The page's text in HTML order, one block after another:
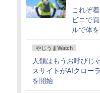
これぞ
ビニで
ルで体
ストが
どいい【
ど！そ
やじうまWatch
人類はもうお呼びじ
スサイトがAIクロー
を開始